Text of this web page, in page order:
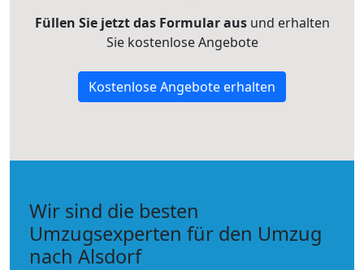
Füllen Sie jetzt das Formular ausund erhalten
Sie kostenlose Angebote
Kostenlose Angebote erhalten
Wir sind die besten
Umzugsexperten für den Umzug
nach Alsdorf